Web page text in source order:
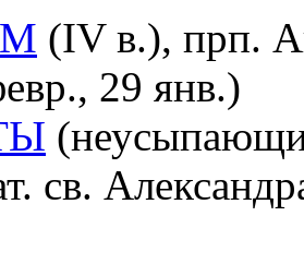
(IV в.), прп.
29 янв.)
св.